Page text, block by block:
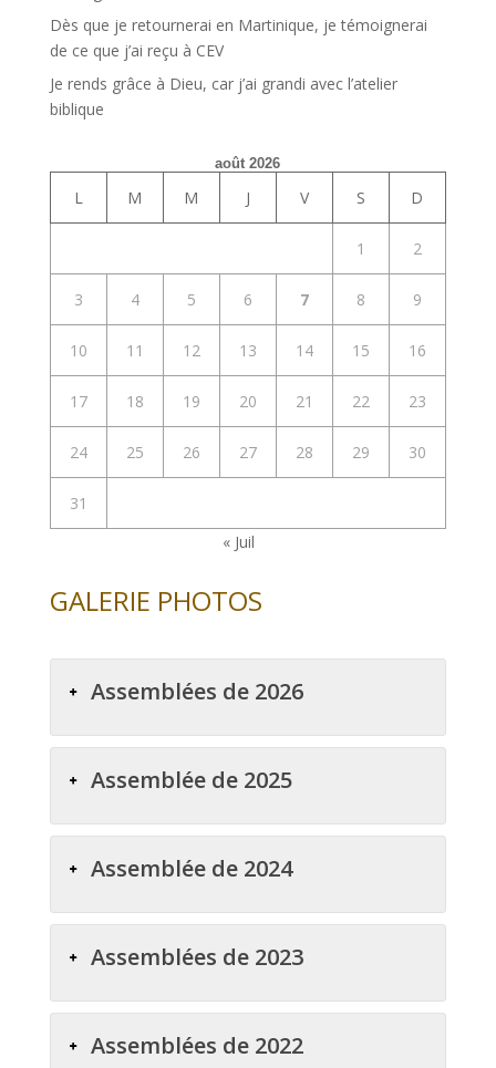
Dès que je retournerai en Martinique, je témoignerai
de ce que j’ai reçu à CEV
Je rends grâce à Dieu, car j’ai grandi avec l’atelier
biblique
août 2026
L M M J V S D
1 2
3 4 5 6 7 8 9
10 11 12 13 14 15 16
17 18 19 20 21 22 23
24 25 26 27 28 29 30
31
« Juil
GALERIE PHOTOS
Assemblées de 2026
Assemblée de 2025
Assemblée de 2024
Assemblées de 2023
Assemblées de 2022